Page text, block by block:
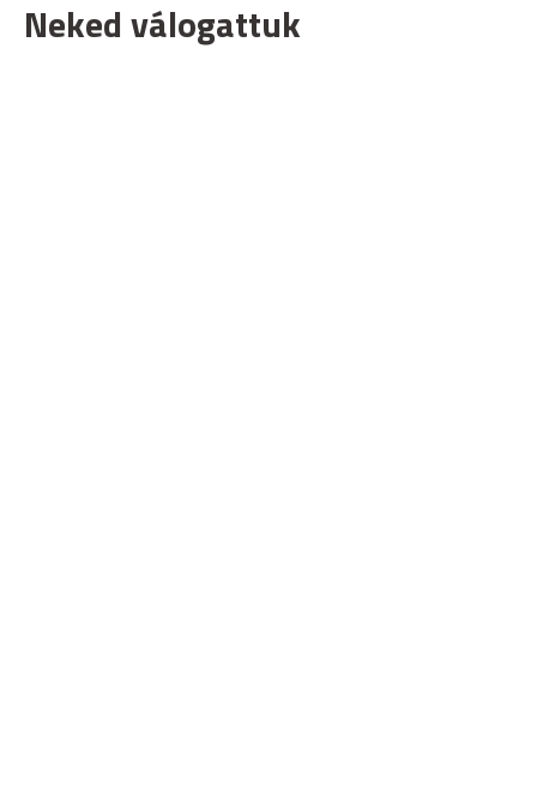
Neked válogattuk